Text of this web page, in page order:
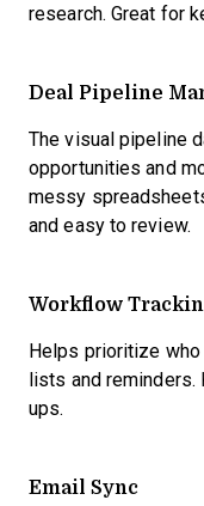
research. Great for
Deal Pipeline
The visual pipeline
opportunities and
messy
and easy to review.
Workflow
Helps prioritize
lists and
ups.
Email Sync